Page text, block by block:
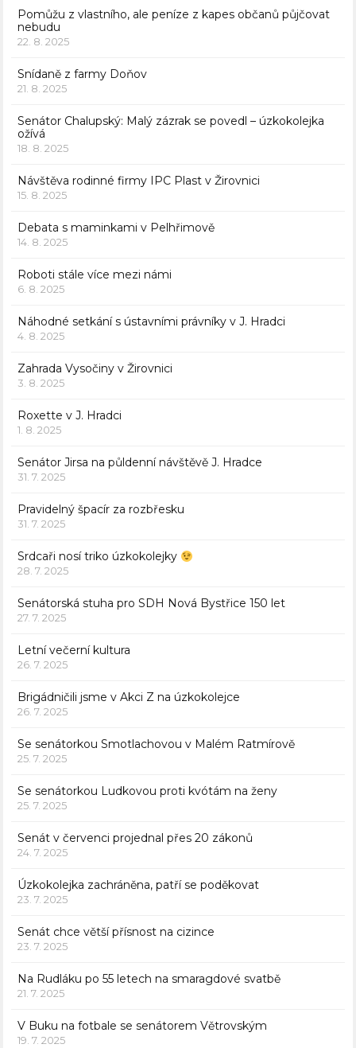
Pomůžu z vlastního, ale peníze z kapes občanů půjčovat
nebudu
22. 8. 2025
Snídaně z farmy Doňov
21. 8. 2025
Senátor Chalupský: Malý zázrak se povedl – úzkokolejka
ožívá
18. 8. 2025
Návštěva rodinné firmy IPC Plast v Žirovnici
15. 8. 2025
Debata s maminkami v Pelhřimově
14. 8. 2025
Roboti stále více mezi námi
6. 8. 2025
Náhodné setkání s ústavními právníky v J. Hradci
4. 8. 2025
Zahrada Vysočiny v Žirovnici
3. 8. 2025
Roxette v J. Hradci
1. 8. 2025
Senátor Jirsa na půldenní návštěvě J. Hradce
31. 7. 2025
Pravidelný špacír za rozbřesku
31. 7. 2025
Srdcaři nosí triko úzkokolejky
28. 7. 2025
Senátorská stuha pro SDH Nová Bystřice 150 let
27. 7. 2025
Letní večerní kultura
26. 7. 2025
Brigádničili jsme v Akci Z na úzkokolejce
26. 7. 2025
Se senátorkou Smotlachovou v Malém Ratmírově
25. 7. 2025
Se senátorkou Ludkovou proti kvótám na ženy
25. 7. 2025
Senát v červenci projednal přes 20 zákonů
24. 7. 2025
Úzkokolejka zachráněna, patří se poděkovat
23. 7. 2025
Senát chce větší přísnost na cizince
23. 7. 2025
Na Rudláku po 55 letech na smaragdové svatbě
21. 7. 2025
V Buku na fotbale se senátorem Větrovským
19. 7. 2025